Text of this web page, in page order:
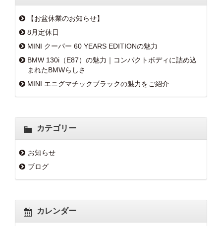
【お盆休業のお知らせ】
8月定休日
MINI クーパー 60 YEARS EDITIONの魅力
BMW 130i（E87）の魅力｜コンパクトボディに詰め込
まれたBMWらしさ
MINI エニグマチックブラックの魅力をご紹介
カテゴリー
お知らせ
ブログ
カレンダー